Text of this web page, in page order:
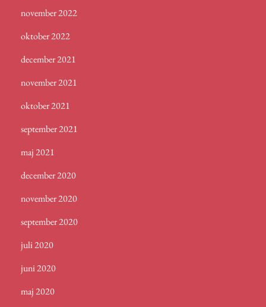
november 2022
oktober 2022
december 2021
november 2021
oktober 2021
september 2021
maj 2021
december 2020
november 2020
september 2020
juli 2020
juni 2020
maj 2020